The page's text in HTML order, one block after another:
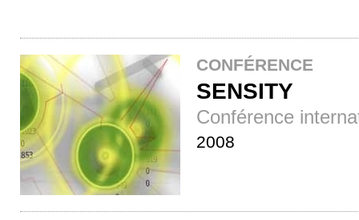
CONFÉRENCE
SENSITY
Conférence
2008